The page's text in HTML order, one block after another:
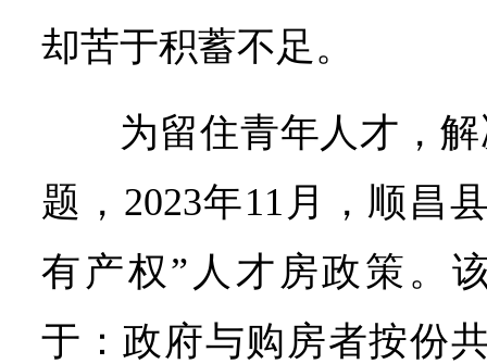
却苦于积蓄不足。
为留住青年人才，
题，2023年11月，顺昌
有产权”人才房政策。
于：政府与购房者按份